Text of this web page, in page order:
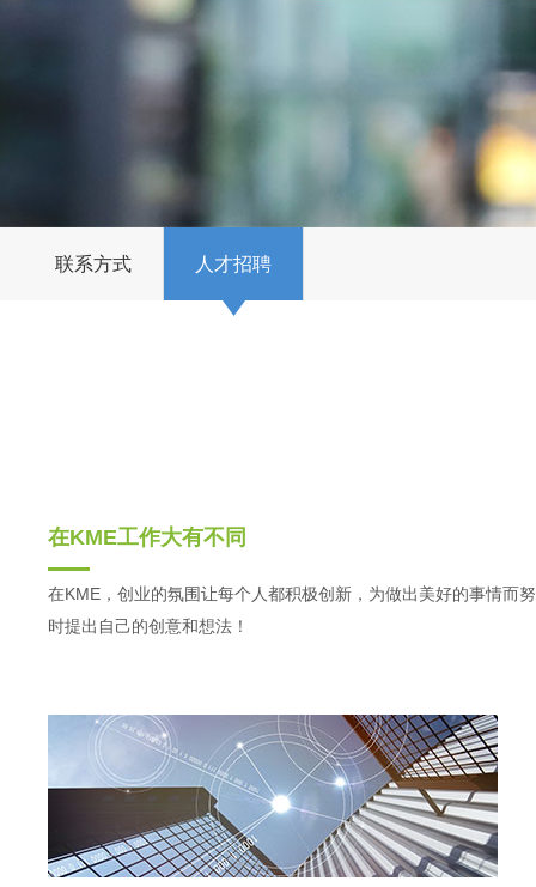
联系方式 人才招聘
在KME工作大有不同
在KME，创业的氛围让每个人都积极创新，为做出美好的事情而
时提出自己的创意和想法！